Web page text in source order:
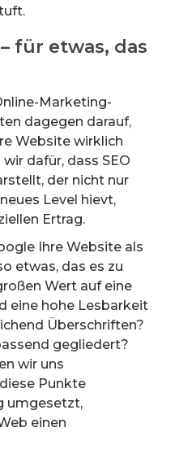
für etwas, das
Marketing-
dagegen darauf,
Website wirklich
dafür, dass SEO
der nicht nur
Level hievt,
Ertrag.
Ihre Website als
etwas, das es zu
Wert auf eine
eine hohe Lesbarkeit
Überschriften?
gegliedert?
wir uns
Punkte
umgesetzt,
einen